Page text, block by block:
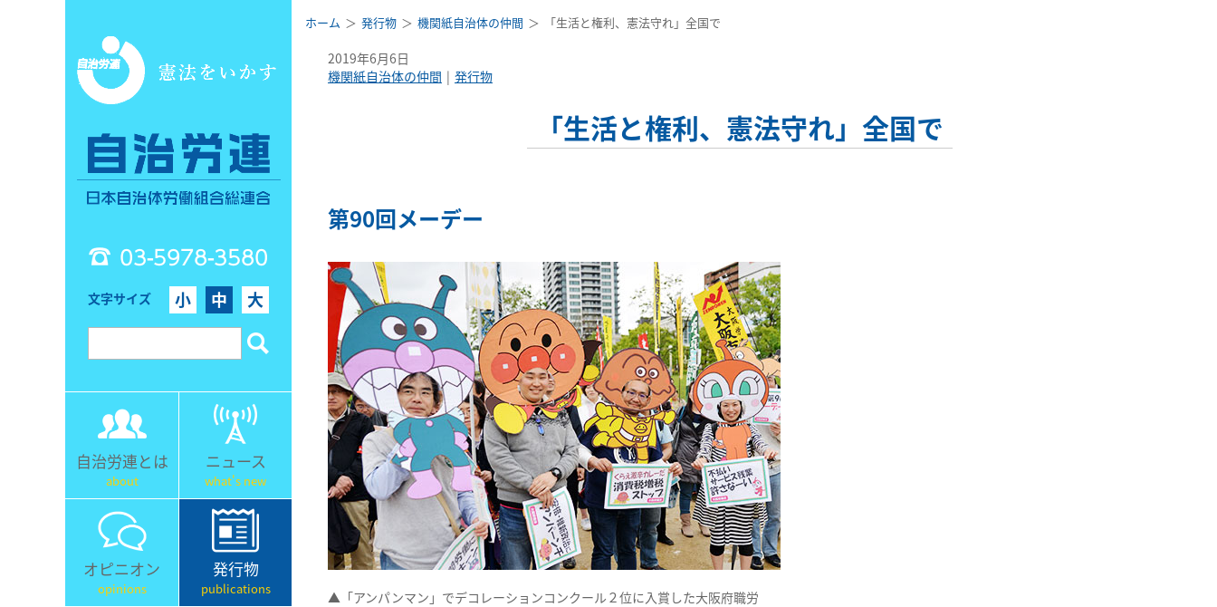
03-5978-3580
文字サイズ 小 中 大
自治労連とは
about
ニュース
what's new
オピニオン
opinions
発行物
publications
ホーム 発行物 機関紙自治体の仲間 「生活と権利、憲法守れ」全国で
2019年6月6日
機関紙自治体の仲間
発行物
「生活と権利、憲法守れ」全国で
第90回メーデー
▲「アンパンマン」でデコレーションコンクール２位に入賞した大阪府職労